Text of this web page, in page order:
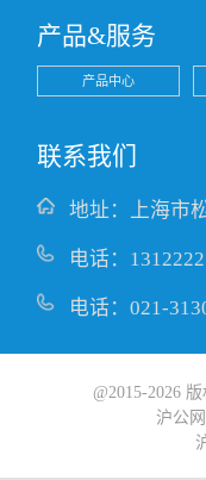
产品&服务
产品中心
联系我们
地址：上海市
电话：
电话：021-
@2015-2026
沪公